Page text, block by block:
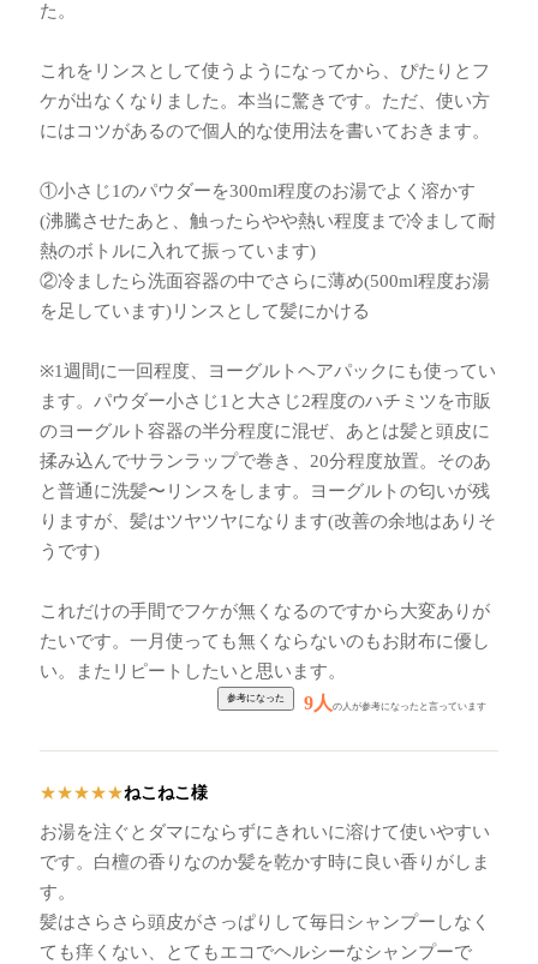
た。
これをリンスとして使うようになってから、ぴたりとフ
ケが出なくなりました。本当に驚きです。ただ、使い方
にはコツがあるので個人的な使用法を書いておきます。
①小さじ1のパウダーを300ml程度のお湯でよく溶かす
(沸騰させたあと、触ったらやや熱い程度まで冷まして耐
熱のボトルに入れて振っています)
②冷ましたら洗面容器の中でさらに薄め(500ml程度お湯
を足しています)リンスとして髪にかける
※1週間に一回程度、ヨーグルトヘアパックにも使ってい
ます。パウダー小さじ1と大さじ2程度のハチミツを市販
のヨーグルト容器の半分程度に混ぜ、あとは髪と頭皮に
揉み込んでサランラップで巻き、20分程度放置。そのあ
と普通に洗髪〜リンスをします。ヨーグルトの匂いが残
りますが、髪はツヤツヤになります(改善の余地はありそ
うです)
これだけの手間でフケが無くなるのですから大変ありが
たいです。一月使っても無くならないのもお財布に優し
い。またリピートしたいと思います。
9人の人が参考になったと言っています
★★★★★ねこねこ様
お湯を注ぐとダマにならずにきれいに溶けて使いやすい
です。白檀の香りなのか髪を乾かす時に良い香りがしま
す。
髪はさらさら頭皮がさっぱりして毎日シャンプーしなく
ても痒くない、とてもエコでヘルシーなシャンプーで